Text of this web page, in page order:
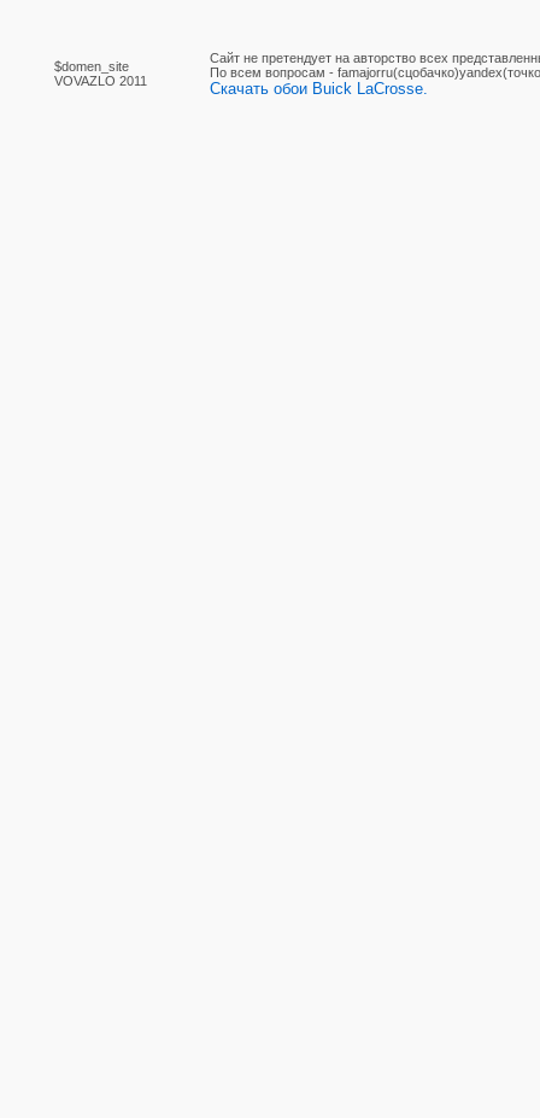
$domen_site
VOVAZLO 2011
Сайт не претендует на авторство всех
По вcем вопросам -
Скачать обои Buick LaCrosse.